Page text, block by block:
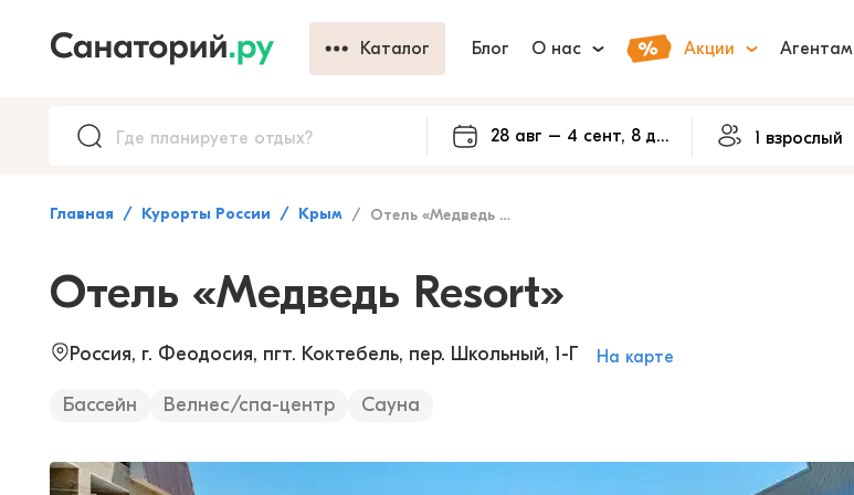
Каталог Блог О нас Акции Агентам
Главная Курорты России Крым Отель «Медведь Resort»
Отель «Медведь Resort»
Россия, г. Феодосия, пгт. Коктебель, пер. Школьный, 1-Г На карте
Бассейн Велнес/спа-центр Сауна